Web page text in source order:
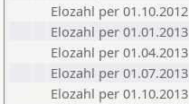
Elozahl per 01.10.2012
Elozahl per 01.01.2013
Elozahl per 01.04.2013
Elozahl per 01.07.2013
Elozahl per 01.10.2013